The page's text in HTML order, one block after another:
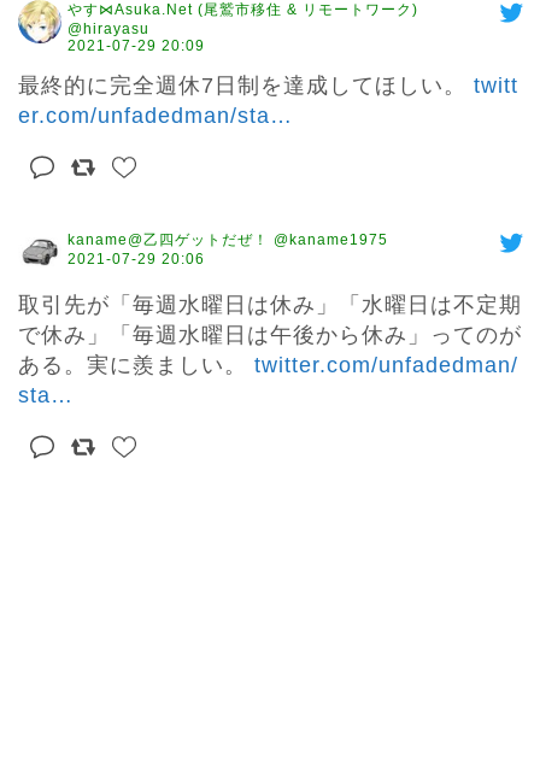
やす⋈Asuka.Net (尾鷲市移住 & リモートワーク)
@hirayasu
2021-07-29 20:09
最終的に完全週休7日制を達成してほしい。 twitt
er.com/unfadedman/sta…
kaname@乙四ゲットだぜ！ @kaname1975
2021-07-29 20:06
取引先が「毎週水曜日は休み」「水曜日は不定期
で休み」「毎週水曜日は午後から休み」ってのが
ある。実に羨ましい。 twitter.com/unfadedman/
sta…